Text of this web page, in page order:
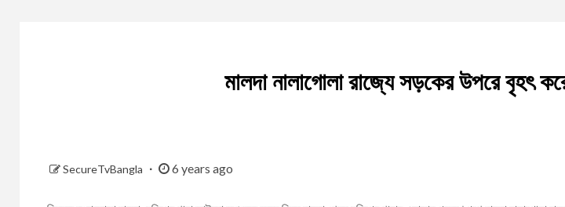
মালদা নালাগোলা রাজ্যে সড়কের উপরে বৃহৎ
SecureTvBangla 6 years ago